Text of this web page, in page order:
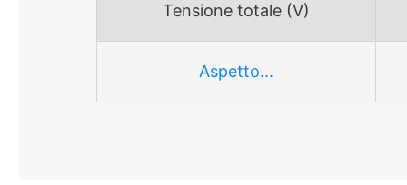
Tensione totale (V)
Aspetto...